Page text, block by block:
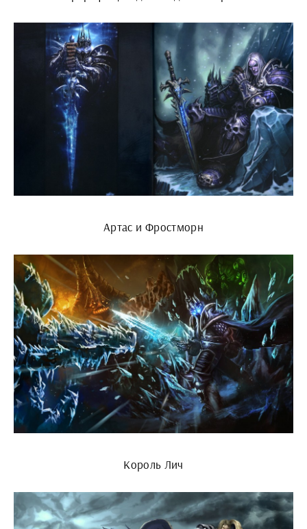
Артас и Фростморн
Король Лич